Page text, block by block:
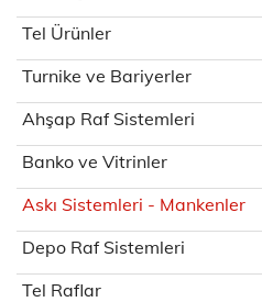
Tel Ürünler
Turnike ve Bariyerler
Ahşap Raf Sistemleri
Banko ve Vitrinler
Askı Sistemleri - Mankenler
Depo Raf Sistemleri
Tel Raflar